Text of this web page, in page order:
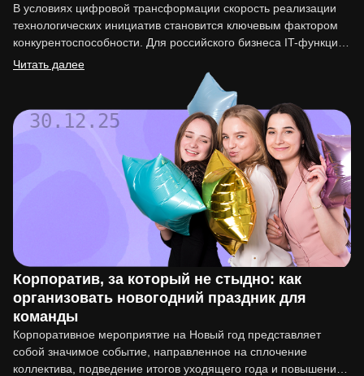
В условиях цифровой трансформации скорость реализации
технологических инициатив становится ключевым фактором
конкурентоспособности. Для российского бизнеса IT-функция
перестала быть вспомогательной. Она напрямую влияет на
Читать далее
30.12.25
Корпоратив, за который не стыдно: как
организовать новогодний праздник для
команды
Корпоративное мероприятие на Новый год представляет
собой значимое событие, направленное на сплочение
коллектива, подведение итогов уходящего года и повышение